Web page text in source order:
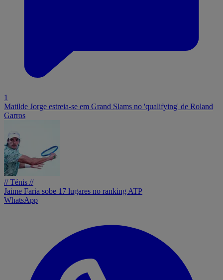
1
Matilde Jorge estreia-se em Grand Slams no 'qualifying' de Roland
Garros
// Ténis //
Jaime Faria sobe 17 lugares no ranking ATP
WhatsApp